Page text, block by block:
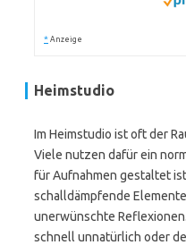
* Anzeige
Heimstudio
Im Heimstudio ist oft der
Viele nutzen dafür ein
für Aufnahmen gestaltet
schalldämpfende
unerwünschte
schnell unnatürlich oder